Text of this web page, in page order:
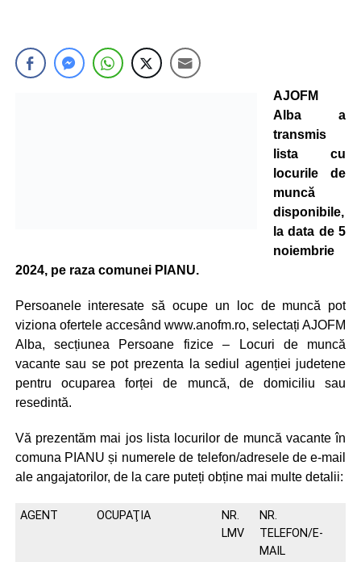
AJOFM
Alba a
transmis
lista cu
locurile de
muncă
disponibile,
la data de 5
noiembrie
2024, pe raza comunei PIANU.
Persoanele interesate să ocupe un loc de muncă pot
viziona ofertele accesând www.anofm.ro, selectați AJOFM
Alba, secțiunea Persoane fizice – Locuri de muncă
vacante sau se pot prezenta la sediul agenției judetene
pentru ocuparea forței de muncă, de domiciliu sau
resedintă.
Vă prezentăm mai jos lista locurilor de muncă vacante în
comuna PIANU și numerele de telefon/adresele de e-mail
ale angajatorilor, de la care puteți obține mai multe detalii:
AGENT OCUPAŢIA
NR.
LMV
NR.
TELEFON/E-
MAIL